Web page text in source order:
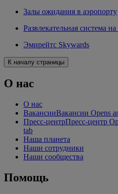
Залы ожидания в аэропорту
Развлекательная система
Эмирейтс Skywards
К началу страницы
О нас
О нас
ВакансииВакансии Opens
Пресс-центрПресс-центр
tab
Наша планета
Наши сотрудники
Наши сообщества
Помощь